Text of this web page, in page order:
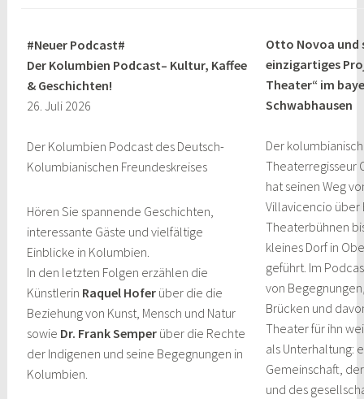
#Neuer Podcast#
Der Kolumbien Podcast– Kultur, Kaffee
& Geschichten!
26. Juli 2026
Der Kolumbien Podcast des Deutsch-
Kolumbianischen Freundeskreises
Hören Sie spannende Geschichten,
interessante Gäste und vielfältige
Einblicke in Kolumbien.
In den letzten Folgen erzählen die
Künstlerin Raquel Hoferüber die die
Beziehung von Kunst, Mensch und Natur
sowie Dr. Frank Semper über die Rechte
der Indigenen und seine Begegnungen in
Kolumbien.
Otto Novoa und
einzigartiges
Theater“ im
Schwabhausen
Der
Theaterregisseur
hat seinen Weg
Villavicencio über
Theaterbühnen
kleines Dorf in
geführt. Im
von
Brücken und
Theater für ihn
als Unterhaltung:
Gemeinschaft,
und des